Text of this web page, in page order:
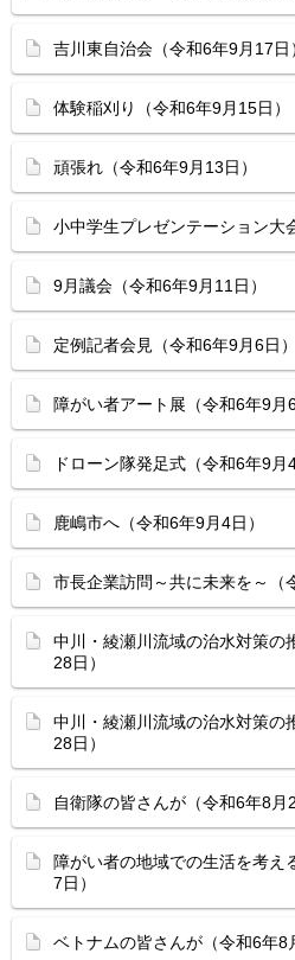
吉川東自治会（令和6年9月17日
体験稲刈り（令和6年9月15日）
頑張れ（令和6年9月13日）
小中学生プレゼンテーション大
9月議会（令和6年9月11日）
定例記者会見（令和6年9月6日）
障がい者アート展（令和6年9月6
ドローン隊発足式（令和6年9月4
鹿嶋市へ（令和6年9月4日）
市長企業訪問～共に未来を～（
中川・綾瀬川流域の治水対策の
28日）
中川・綾瀬川流域の治水対策の
28日）
自衛隊の皆さんが（令和6年8月
障がい者の地域での生活を考え
7日）
ベトナムの皆さんが（令和6年8